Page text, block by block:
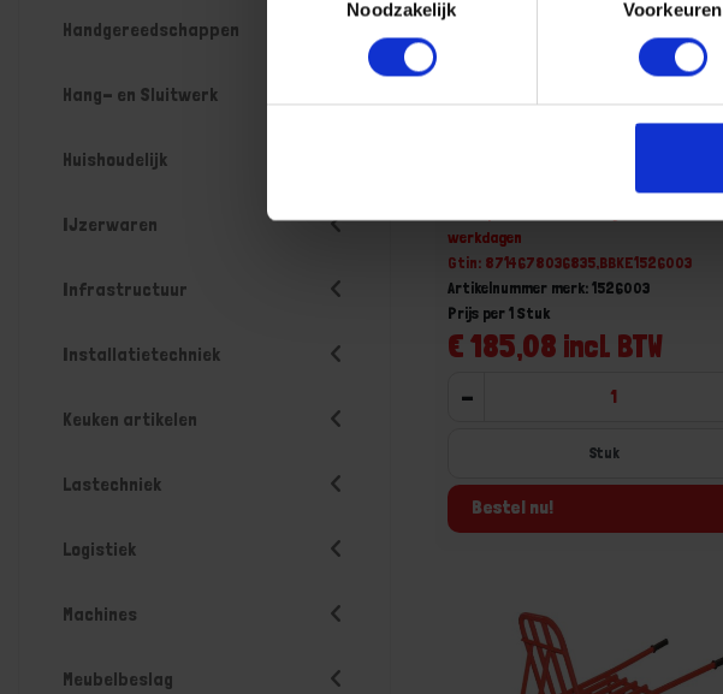
Noodzakelijk
Voorkeuren
Handgereedschappen
Hang- en Sluitwerk
Huishoudelijk
IJzerwaren
Infrastructuur
Installatietechniek
Keuken artikelen
Lastechniek
Logistiek
Machines
Meubelbeslag
KELFORT Rondneuskruiwagen
werkdagen
Gtin: 8714678036835,BBKE1526003
Artikelnummer merk: 1526003
€ 185,08 incl. BTW
Prijs per 1 Stuk
-
Bestel nu!